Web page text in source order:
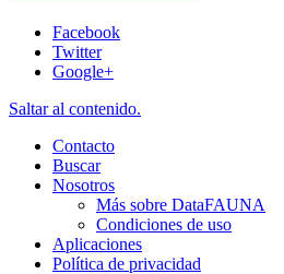
Facebook
Twitter
Google+
Saltar al contenido.
Contacto
Buscar
Nosotros
Más sobre DataFAUNA
Condiciones de uso
Aplicaciones
Política de privacidad